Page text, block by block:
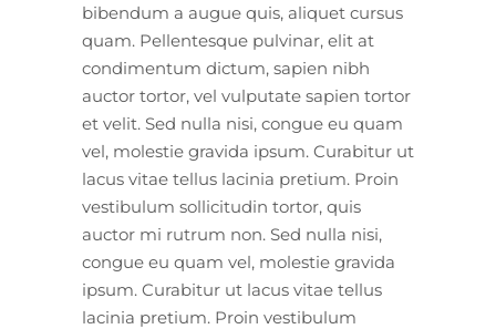
bibendum a augue quis, aliquet cursus
quam. Pellentesque pulvinar, elit at
condimentum dictum, sapien nibh
auctor tortor, vel vulputate sapien tortor
et velit. Sed nulla nisi, congue eu quam
vel, molestie gravida ipsum. Curabitur ut
lacus vitae tellus lacinia pretium. Proin
vestibulum sollicitudin tortor, quis
auctor mi rutrum non. Sed nulla nisi,
congue eu quam vel, molestie gravida
ipsum. Curabitur ut lacus vitae tellus
lacinia pretium. Proin vestibulum